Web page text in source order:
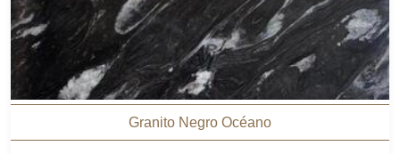
Granito Negro Océano